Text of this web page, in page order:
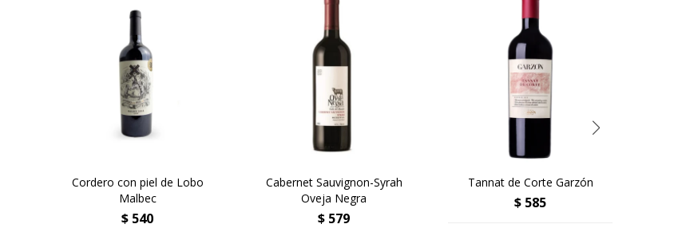
Cordero con piel de Lobo
Malbec
$ 540
Cabernet Sauvignon-Syrah
Oveja Negra
$ 579
Tannat de Corte Garzón
$ 585